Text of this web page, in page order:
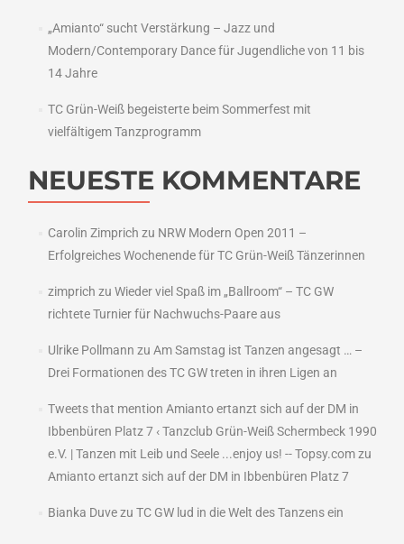
„Amianto“ sucht Verstärkung – Jazz und
Modern/Contemporary Dance für Jugendliche von 11 bis
14 Jahre
TC Grün-Weiß begeisterte beim Sommerfest mit
vielfältigem Tanzprogramm
NEUESTE KOMMENTARE
Carolin Zimprich zu NRW Modern Open 2011 –
Erfolgreiches Wochenende für TC Grün-Weiß Tänzerinnen
zimprich zu Wieder viel Spaß im „Ballroom“ – TC GW
richtete Turnier für Nachwuchs-Paare aus
Ulrike Pollmann zu Am Samstag ist Tanzen angesagt … –
Drei Formationen des TC GW treten in ihren Ligen an
Tweets that mention Amianto ertanzt sich auf der DM in
Ibbenbüren Platz 7 ‹ Tanzclub Grün-Weiß Schermbeck 1990
e.V. | Tanzen mit Leib und Seele ...enjoy us! -- Topsy.comzu
Amianto ertanzt sich auf der DM in Ibbenbüren Platz 7
Bianka Duvezu TC GW lud in die Welt des Tanzens ein